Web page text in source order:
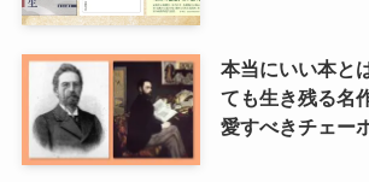
本当にいい本と
ても生き残る名
愛すべきチェー